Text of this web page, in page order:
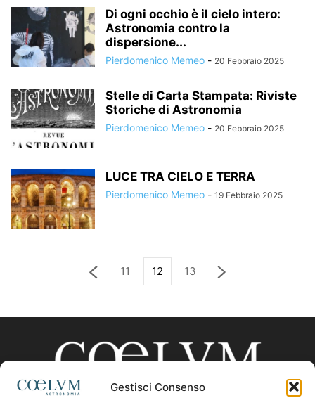
Gestisci Consenso
Di ogni occhio è il cielo intero:
Astronomia contro la
dispersione...
Pierdomenico Memeo - 20 Febbraio 2025
Stelle di Carta Stampata: Riviste
Storiche di Astronomia
Pierdomenico Memeo - 20 Febbraio 2025
LUCE TRA CIELO E TERRA
Pierdomenico Memeo - 19 Febbraio 2025
11 12 13